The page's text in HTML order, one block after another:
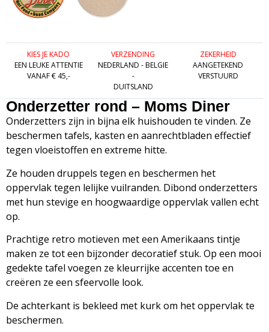
KIES JE KADO
EEN LEUKE ATTENTIE
VANAF € 45,-
VERZENDING
NEDERLAND - BELGIE
-
DUITSLAND
ZEKERHEID
AANGETEKEND
VERSTUURD
Onderzetter rond – Moms Diner
Onderzetters zijn in bijna elk huishouden te vinden. Ze
beschermen tafels, kasten en aanrechtbladen effectief
tegen vloeistoffen en extreme hitte.
Ze houden druppels tegen en beschermen het
oppervlak tegen lelijke vuilranden. Dibond onderzetters
met hun stevige en hoogwaardige oppervlak vallen echt
op.
Prachtige retro motieven met een Amerikaans tintje
maken ze tot een bijzonder decoratief stuk. Op een mooi
gedekte tafel voegen ze kleurrijke accenten toe en
creëren ze een sfeervolle look.
De achterkant is bekleed met kurk om het oppervlak te
beschermen.